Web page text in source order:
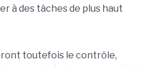
à des tâches de plus haut
toutefois le contrôle,